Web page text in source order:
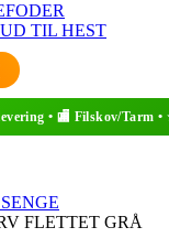
TIL HEST
FLETTET GRÅ